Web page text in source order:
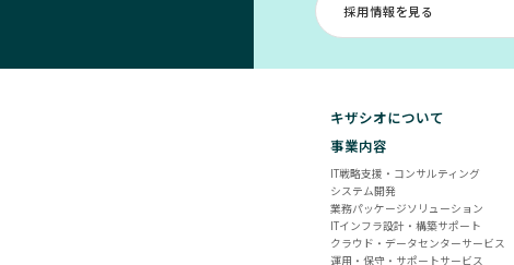
採用情報を見る
キザシオについて
事業内容
IT戦略支援・コンサルティング
システム開発
業務パッケージソリューション
ITインフラ設計・構築サポート
クラウド・データセンターサービス
運用・保守・サポートサービス